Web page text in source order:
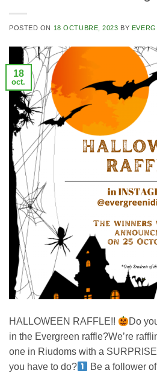
POSTED ON 18 OCTUBRE, 2023 BY
18
oct.
HALLOWEEN RAFFLE!!
Do
in the Evergreen raffle?We’re
one in Riudoms with a
you have to do?
Be a follower